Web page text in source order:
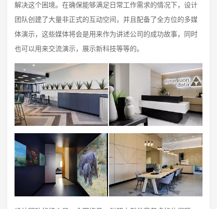
解决这个困境。在确保能够满足日常工作需求的情况下，设计
团队创建了大量非正式的互动空间，并且配备了全方位的多媒
体演示，这些媒体将会是用来作为讲述公司的成功故事，同时
也可以用来交流演示，展示新科技等等的。